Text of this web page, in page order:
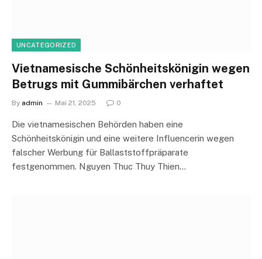
UNCATEGORIZED
Vietnamesische Schönheitskönigin wegen
Betrugs mit Gummibärchen verhaftet
By admin Mai 21, 2025 0
Die vietnamesischen Behörden haben eine
Schönheitskönigin und eine weitere Influencerin wegen
falscher Werbung für Ballaststoffpräparate
festgenommen. Nguyen Thuc Thuy Thien…